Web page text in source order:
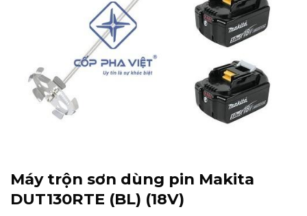
Máy trộn sơn dùng pin Makita
DUT130RTE (BL) (18V)